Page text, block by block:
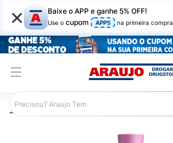
× Baixe o APP e ganhe 5% OFF!
Use o cupom APP5 na primeira compra
Araujo Beleza e Cuidados